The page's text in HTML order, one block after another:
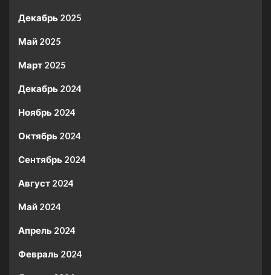
Декабрь 2025
Май 2025
Март 2025
Декабрь 2024
Ноябрь 2024
Октябрь 2024
Сентябрь 2024
Август 2024
Май 2024
Апрель 2024
Февраль 2024